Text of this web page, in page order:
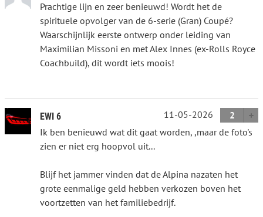
Prachtige lijn en zeer benieuwd! Wordt het de
spirituele opvolger van de 6-serie (Gran) Coupé?
Waarschijnlijk eerste ontwerp onder leiding van
Maximilian Missoni en met Alex Innes (ex-Rolls Royce
Coachbuild), dit wordt iets moois!
EWI 6 11-05-2026
2
Ik ben benieuwd wat dit gaat worden, ,maar de foto's
zien er niet erg hoopvol uit...
Blijf het jammer vinden dat de Alpina nazaten het
grote eenmalige geld hebben verkozen boven het
voortzetten van het familiebedrijf.